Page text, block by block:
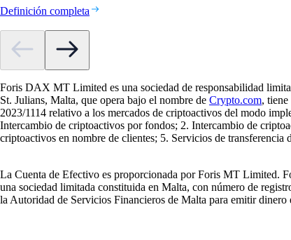
Definición completa
Foris DAX MT Limited es una sociedad de responsabilidad
St. Julians, Malta, que opera bajo el nombre de Crypto.com,
2023/1114 relativo a los mercados de criptoactivos del modo
Intercambio de criptoactivos por fondos; 2. Intercambio de
criptoactivos en nombre de clientes; 5. Servicios de
La Cuenta de Efectivo es proporcionada por Foris MT Limited.
una sociedad limitada constituida en Malta, con número de
la Autoridad de Servicios Financieros de Malta para emitir